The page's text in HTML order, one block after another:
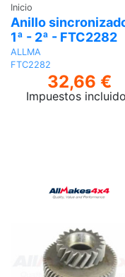
Inicio
Anillo
1ª - 2ª - FTC2282
ALLMA
FTC2282
32,66 €
Impuestos